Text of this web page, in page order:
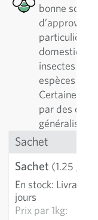
bonne
domestiques
insectes
espèces
Certaines
par des
généralistes.
Sachet
Sachet (1.25 g)
En stock: Livraison
jours
Prix par1kg: